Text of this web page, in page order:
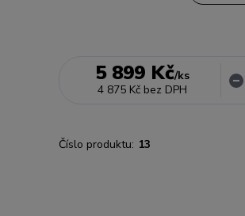
5 899 Kč/ks
4 875 Kč bez DPH
Číslo produktu: 13